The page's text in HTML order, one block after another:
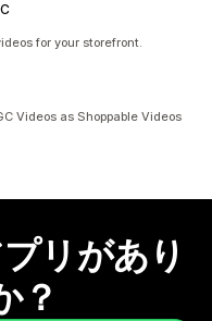
for your storefront.
Videos as Shoppable Videos
リがあり
？